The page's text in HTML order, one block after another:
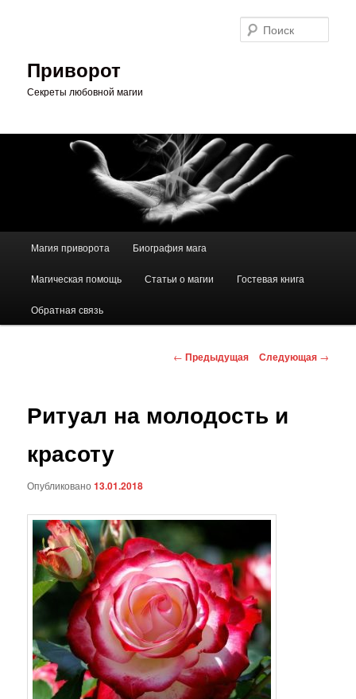
Приворот
Секреты любовной магии
Магия приворота Биография мага
Магическая помощь Статьи о магии Гостевая книга
Обратная связь
Навигация
← Предыдущая Следующая →
Ритуал на молодость и
красоту
Опубликовано13.01.2018